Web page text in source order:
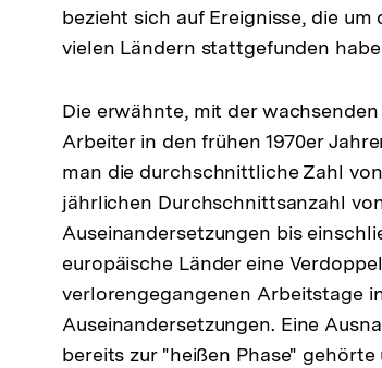
bezieht sich auf Ereignisse, die
vielen Ländern stattgefunden
Die erwähnte, mit der
Arbeiter in den frühen 1970er
man die durchschnittliche Zahl
jährlichen Durchschnittsanzahl
Auseinandersetzungen bis
europäische Länder eine
verlorengegangenen Arbeitstage
Auseinandersetzungen. Eine
bereits zur "heißen Phase"